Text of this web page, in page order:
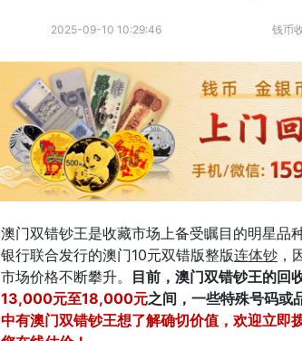
2025-09-10 10:29:46 钱币
澳门双错钞王是收藏市场上备受瞩目的明星品
银行联合发行的澳门10元双错版整版连体钞 ，
市场价格不断攀升。 目前，澳门双错钞王的回
13,000元至18,000元之间，一些特殊号码或
中有澳门双错钞王想了解确切价值，欢迎立即